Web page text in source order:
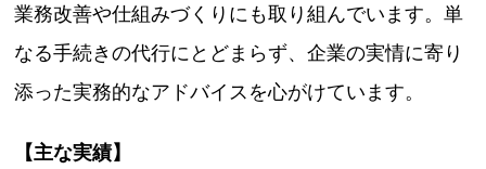
業務改善や仕組みづくりにも取り組んでいます。単
なる手続きの代行にとどまらず、企業の実情に寄り
添った実務的なアドバイスを心がけています。
【主な実績】